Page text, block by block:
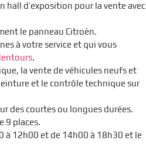
hall d’exposition pour la vente avec
le panneau Citroën.
à votre service et qui vous
.
la vente de véhicules neufs et
et le contrôle technique sur
des courtes ou longues durées.
9 places.
à 12h00 et de 14h00 à 18h30 et le